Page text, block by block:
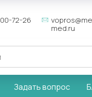
72-26
med.ru
Задать вопрос